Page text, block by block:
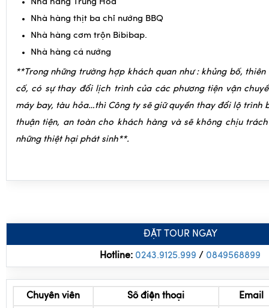
Nhà hàng Trung Hoa
Nhà hàng thịt ba chỉ nướng BBQ
Nhà hàng cơm trộn Bibibap.
Nhà hàng cá nướng
**Trong những trường hợp khách quan như : khủng bố,
cố, có sự thay đổi lịch trình của các phương tiện vận
máy bay, tàu hỏa…thì Công ty sẽ giữ quyền thay đổi lộ trình
thuận tiện, an toàn cho khách hàng và sẽ không chịu
những thiệt hại phát sinh**.
ĐẶT TOUR NGAY
Hotline: 0243.9125.999 / 0849568899
Chuyên viên Số điện thoại
Email